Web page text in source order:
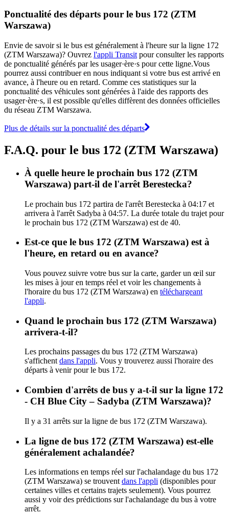
Ponctualité des départs pour le bus 172 (ZTM
Warszawa)
Envie de savoir si le bus est généralement à l'heure sur la ligne 172
(ZTM Warszawa)? Ouvrez l'appli Transit pour consulter les rapports
de ponctualité générés par les usager·ère·s pour cette ligne.Vous
pourrez aussi contribuer en nous indiquant si votre bus est arrivé en
avance, à l'heure ou en retard. Comme ces statistiques sur la
ponctualité des véhicules sont générées à l'aide des rapports des
usager·ère·s, il est possible qu'elles diffèrent des données officielles
du réseau ZTM Warszawa.
Plus de détails sur la ponctualité des départs
F.A.Q. pour le bus 172 (ZTM Warszawa)
À quelle heure le prochain bus 172 (ZTM
Warszawa) part-il de l'arrêt Berestecka?
Le prochain bus 172 partira de l'arrêt Berestecka à 04:17 et
arrivera à l'arrêt Sadyba à 04:57. La durée totale du trajet pour
le prochain bus 172 (ZTM Warszawa) est de 40.
Est-ce que le bus 172 (ZTM Warszawa) est à
l'heure, en retard ou en avance?
Vous pouvez suivre votre bus sur la carte, garder un œil sur
les mises à jour en temps réel et voir les changements à
l'horaire du bus 172 (ZTM Warszawa) en téléchargeant
l'appli.
Quand le prochain bus 172 (ZTM Warszawa)
arrivera-t-il?
Les prochains passages du bus 172 (ZTM Warszawa)
s'affichent dans l'appli. Vous y trouverez aussi l'horaire des
départs à venir pour le bus 172.
Combien d'arrêts de bus y a-t-il sur la ligne 172
- CH Blue City – Sadyba (ZTM Warszawa)?
Il y a 31 arrêts sur la ligne de bus 172 (ZTM Warszawa).
La ligne de bus 172 (ZTM Warszawa) est-elle
généralement achalandée?
Les informations en temps réel sur l'achalandage du bus 172
(ZTM Warszawa) se trouvent dans l'appli (disponibles pour
certaines villes et certains trajets seulement). Vous pourrez
aussi y voir des prédictions sur l'achalandage du bus à votre
arrêt.